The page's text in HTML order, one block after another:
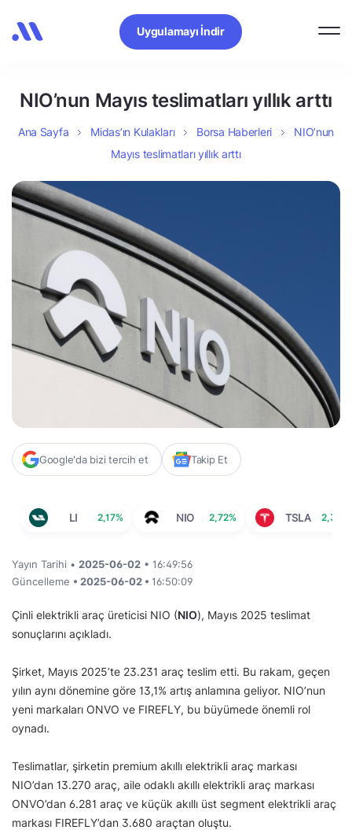
Uygulamayı İndir
NIO’nun Mayıs teslimatları yıllık arttı
Ana Sayfa Midas’ın Kulakları Borsa Haberleri
NIO’nun
Mayıs teslimatları yıllık arttı
Google'da bizi tercih et Takip Et
LI 2,17% NIO 2,72% TSLA 2,36%
Yayın Tarihi • 2025-06-02 • 16:49:56
Güncelleme • 2025-06-02 • 16:50:09
Çinli elektrikli araç üreticisi NIO (NIO), Mayıs 2025 teslimat
sonuçlarını açıkladı.
Şirket, Mayıs 2025’te 23.231 araç teslim etti. Bu rakam, geçen
yılın aynı dönemine göre 13,1% artış anlamına geliyor. NIO’nun
yeni markaları ONVO ve FIREFLY, bu büyümede önemli rol
oynadı.
Teslimatlar, şirketin premium akıllı elektrikli araç markası
NIO’dan 13.270 araç, aile odaklı akıllı elektrikli araç markası
ONVO’dan 6.281 araç ve küçük akıllı üst segment elektrikli araç
markası FIREFLY’dan 3.680 araçtan oluştu.